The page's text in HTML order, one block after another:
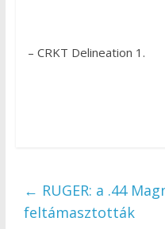
– CRKT Delineation 1.
← RUGER: a .44
feltámasztották